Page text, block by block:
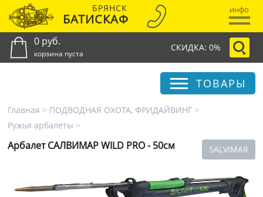
БРЯНСК
БАТИСКАФ
инфо
0 руб.
корзина пуста
СКИДКА: 0%
ТОВАРЫ
Главная > ПОДВОДНАЯ ОХОТА, ФРИДАЙВИНГ >
Ружья арбалеты >
SALVIMAR
Арбалет САЛВИМАР WILD PRO - 50см